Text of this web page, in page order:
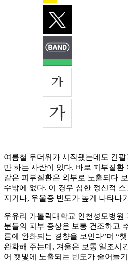
여름철 무더위가 시작됐는데도 긴
만 하는 사람이 있다. 바로 피부질환
같은 피부질환은 외부로 노출되다
수밖에 없다. 이 경우 심한 정신적
지거나, 우울증 빈도가 높게 나타나
우유리 가톨릭대학교 인천성모병원
분들의 피부 증상은 보통 건조하고
름에 완화되는 경향을 보인다”며 “
완화해 주는데, 겨울은 보통 일조시
어 햇빛에 노출되는 빈도가 줄어들